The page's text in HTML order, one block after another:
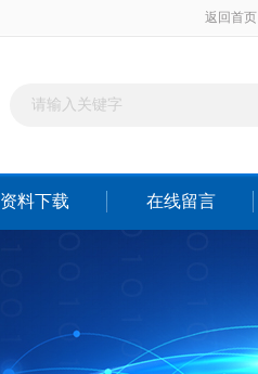
返回首页
资料下载 在线留言